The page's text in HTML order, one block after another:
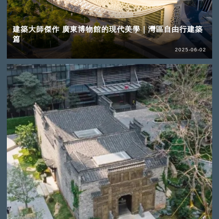
建築大師傑作 廣東博物館的現代美學｜灣區自由行建築
篇
2025-06-02